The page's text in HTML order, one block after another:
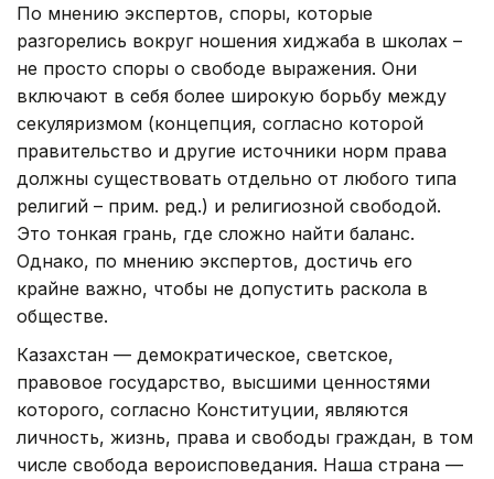
По мнению экспертов, споры, которые
разгорелись вокруг ношения хиджаба в школах –
не просто споры о свободе выражения. Они
включают в себя более широкую борьбу между
секуляризмом (концепция, согласно которой
правительство и другие источники норм права
должны существовать отдельно от любого типа
религий – прим. ред.) и религиозной свободой.
Это тонкая грань, где сложно найти баланс.
Однако, по мнению экспертов, достичь его
крайне важно, чтобы не допустить раскола в
обществе.
Казахстан — демократическое, светское,
правовое государство, высшими ценностями
которого, согласно Конституции, являются
личность, жизнь, права и свободы граждан, в том
числе свобода вероисповедания. Наша страна —